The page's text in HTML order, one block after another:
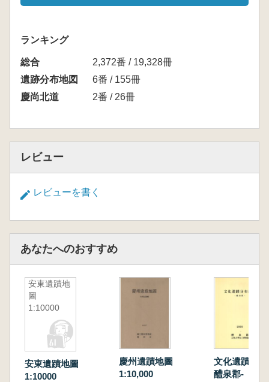
ランキング
総合
2,372番 / 19,328冊
遺跡分布地図
6番 / 155冊
慶尚北道
2番 / 26冊
レビュー
レビューを書く
あなたへのおすすめ
安東遺蹟地
圖
1:10000
安東遺蹟地圖
1:10000
慶州遺蹟地圖
1:10,000
文化遺蹟分
醴泉郡-